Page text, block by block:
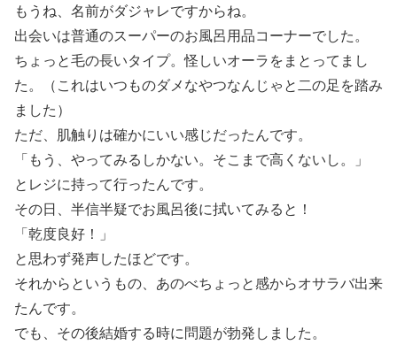
もうね、名前がダジャレですからね。
出会いは普通のスーパーのお風呂用品コーナーでした。
ちょっと毛の長いタイプ。怪しいオーラをまとってまし
た。（これはいつものダメなやつなんじゃと二の足を踏み
ました）
ただ、肌触りは確かにいい感じだったんです。
「もう、やってみるしかない。そこまで高くないし。」
とレジに持って行ったんです。
その日、半信半疑でお風呂後に拭いてみると！
「乾度良好！」
と思わず発声したほどです。
それからというもの、あのべちょっと感からオサラバ出来
たんです。
でも、その後結婚する時に問題が勃発しました。